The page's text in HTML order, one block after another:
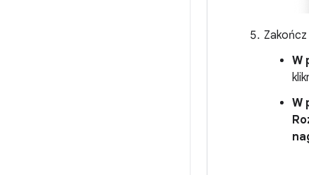
W
W